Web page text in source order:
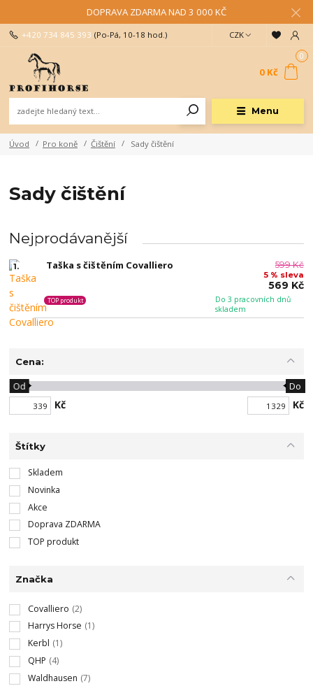
DOPRAVA ZDARMA NAD 3 000 KČ
Menu
CZK
+420 734 845 393 (Po-Pá, 10-18 hod.)
0
0 Kč
Úvod Pro koně Čištění Sady čištění
Sady čištění
Nejprodávanější
1. Taška s čištěním Covalliero
Do 3 pracovních dnů
skladem
TOP produkt
599 Kč
5 % sleva
569 Kč
Cena:
Kč
Od Do
Kč
Štítky
Skladem
Novinka
Akce
Doprava ZDARMA
TOP produkt
Značka
Covalliero (2)
Harrys Horse (1)
Kerbl (1)
QHP (4)
Waldhausen (7)